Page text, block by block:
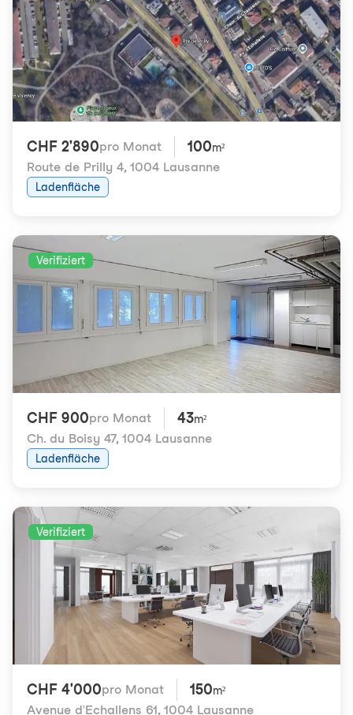
CHF 2'890pro Monat 100m²
Route de Prilly 4, 1004 Lausanne
Ladenfläche
Verifiziert
CHF 900pro Monat 43m²
Ch. du Boisy 47, 1004 Lausanne
Ladenfläche
Verifiziert
CHF 4'000pro Monat 150m²
Avenue d'Echallens 61, 1004 Lausanne